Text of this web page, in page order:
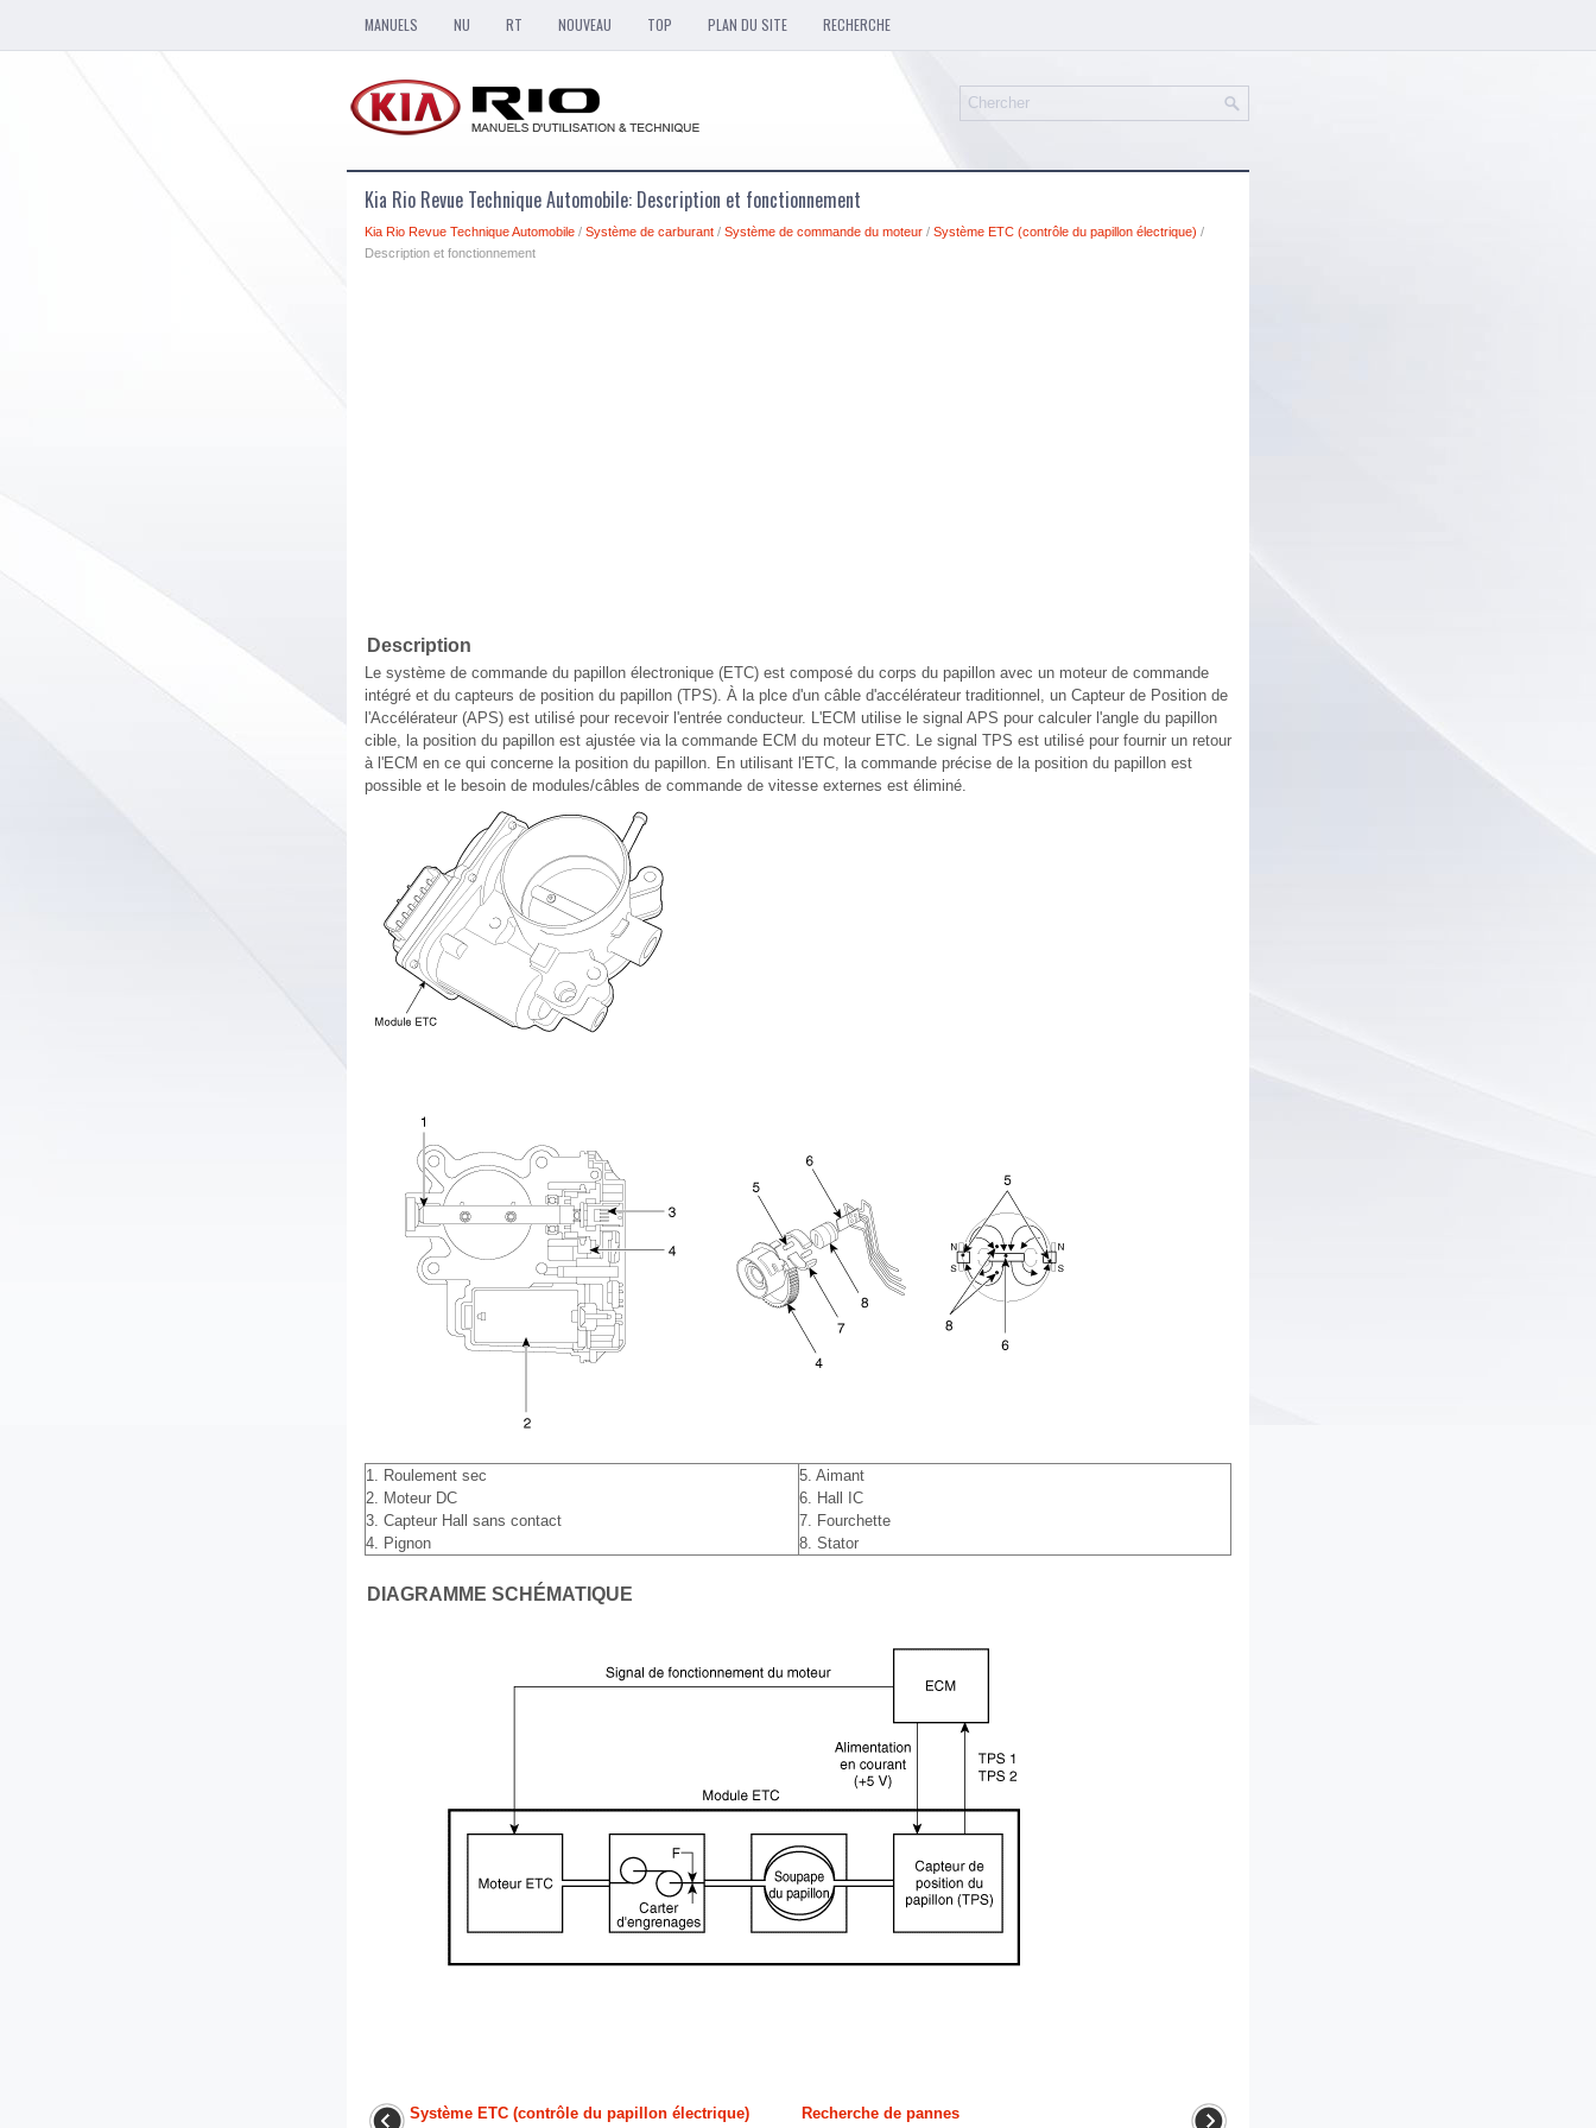
MANUELS NU RT NOUVEAU TOP PLAN DU SITE RECHERCHE
Kia Rio Revue Technique Automobile: Description et fonctionnement
Kia Rio Revue Technique Automobile / Système de carburant / Système de commande du moteur / Système ETC (contrôle du papillon électrique) /
Description et fonctionnement
Description
Le système de commande du papillon électronique (ETC) est composé du corps du papillon avec un moteur de commande
intégré et du capteurs de position du papillon (TPS). À la plce d'un câble d'accélérateur traditionnel, un Capteur de Position de
l'Accélérateur (APS) est utilisé pour recevoir l'entrée conducteur. L'ECM utilise le signal APS pour calculer l'angle du papillon
cible, la position du papillon est ajustée via la commande ECM du moteur ETC. Le signal TPS est utilisé pour fournir un retour
à l'ECM en ce qui concerne la position du papillon. En utilisant l'ETC, la commande précise de la position du papillon est
possible et le besoin de modules/câbles de commande de vitesse externes est éliminé.
1. Roulement sec
2. Moteur DC
3. Capteur Hall sans contact
4. Pignon
5. Aimant
6. Hall IC
7. Fourchette
8. Stator
DIAGRAMME SCHÉMATIQUE
Système ETC (contrôle du papillon électrique) Recherche de pannes